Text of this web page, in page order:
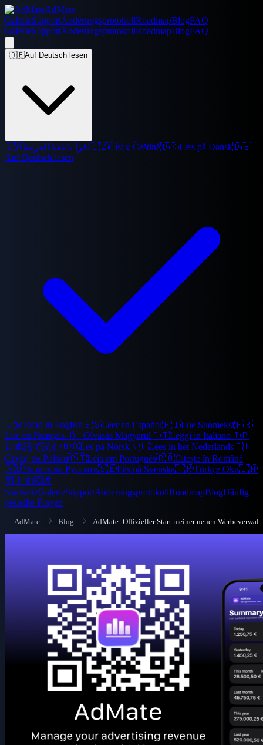
AdMate
GalerieSupportÄnderungsprotokollRoadmapBlogFAQ
GalerieSupportÄnderungsprotokollRoadmapBlogFAQ
🇩🇪Auf Deutsch lesen
🇸🇦اقرأ باللغة العربية 🇨🇿Číst v Češtině🇩🇰Læs på Dansk🇩🇪
Auf Deutsch lesen
🇬🇧Read in English🇪🇸Leer en Español🇫🇮Lue Suomeksi🇫🇷
Lire en Français🇭🇺Olvasás Magyarul🇮🇹Leggi in Italiano🇯🇵
日本語で読む🇳🇴Les på Norsk🇳🇱Lees in het Nederlands🇵🇱
Czytaj po Polsku🇵🇹Leia em Português🇷🇴Citește în Română
🇷🇺Читать на Русском🇸🇪Läs på Svenska🇹🇷Türkçe Oku🇨🇳
用中文阅读
StartseiteGalerieSupportÄnderungsprotokollRoadmapBlogHäufig
gestellte Fragen
AdMate Blog